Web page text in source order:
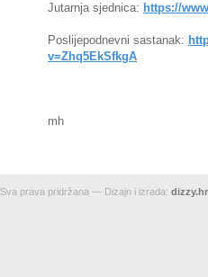
Jutarnja sjednica: https://
Poslijepodnevni sastanak:
v=Zhq5EkSfkgA
mh
Sva prava pridržana — Dizajn i izrada: dizzy.hr